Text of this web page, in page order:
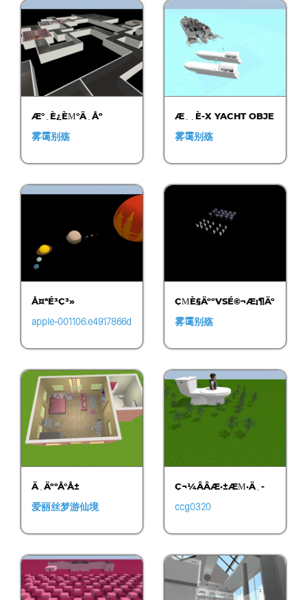
Æ°¸È¿ÈΜ°Ä¸Åº
雾霭别殇
Æ¸¸È-X YACHT OBJE
雾霭别殇
Å¤ªÉ³Ç³»
apple-001106.e4917866d
ÇΜÈ§ÄººVSÉ©¬Æ¡¶Äº
雾霭别殇
Ä¸ÄººÅ°Å±
爱丽丝梦游仙境
Ç¬¼ÂÂÆ·±ÆΜ·Ä¸­
ccg0320